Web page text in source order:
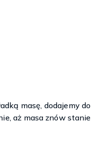
masę, dodajemy do
aż masa znów stanie